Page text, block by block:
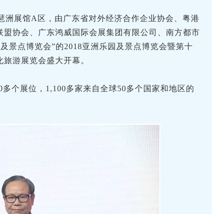
洲展馆A区，由广东省对外经济合作企业协会、粤港
协会、广东鸿威国际会展集团有限公司、南方都市
景点博览会”的2018亚洲乐园及景点博览会暨第十
游展览会盛大开幕。
个展位，1,100多家来自全球50多个国家和地区的